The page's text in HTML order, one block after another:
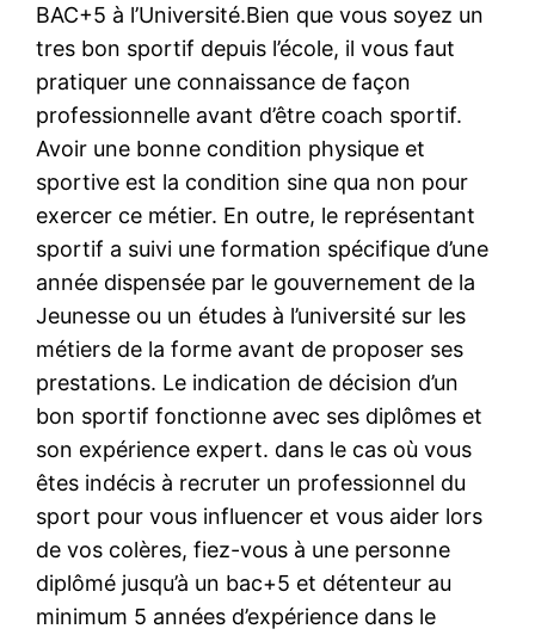
BAC+5 à l’Université.Bien que vous soyez un
tres bon sportif depuis l’école, il vous faut
pratiquer une connaissance de façon
professionnelle avant d’être coach sportif.
Avoir une bonne condition physique et
sportive est la condition sine qua non pour
exercer ce métier. En outre, le représentant
sportif a suivi une formation spécifique d’une
année dispensée par le gouvernement de la
Jeunesse ou un études à l’université sur les
métiers de la forme avant de proposer ses
prestations. Le indication de décision d’un
bon sportif fonctionne avec ses diplômes et
son expérience expert. dans le cas où vous
êtes indécis à recruter un professionnel du
sport pour vous influencer et vous aider lors
de vos colères, fiez-vous à une personne
diplômé jusqu’à un bac+5 et détenteur au
minimum 5 années d’expérience dans le